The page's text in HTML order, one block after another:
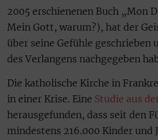
2005 erschienenen Buch „Mon
Mein Gott, warum?), hat der
über seine Gefühle geschrieben
des Verlangens nachgegeben
Die katholische Kirche in
in einer Krise. Eine Studie aus
herausgefunden, dass seit den
mindestens 216.000 Kinder und